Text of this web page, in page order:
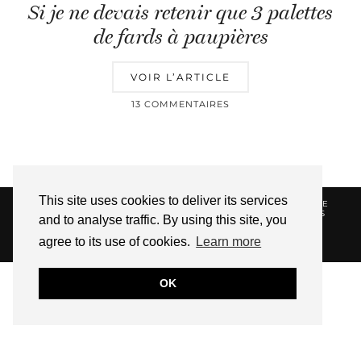
This site uses cookies to deliver its services
and to analyse traffic. By using this site, you
agree to its use of cookies.
Learn more
OK
Si je ne devais retenir que 3 palettes
de fards à paupières
VOIR L’ARTICLE
13 COMMENTAIRES
© 2026HELLOTITOUNE CONTACT
POLITIQUE DE
CONFIDENTIALITÉ
VUE DANS LA PRESSE
LIENS
AFFILIES
WEBSITE DESIGN BYpipdig